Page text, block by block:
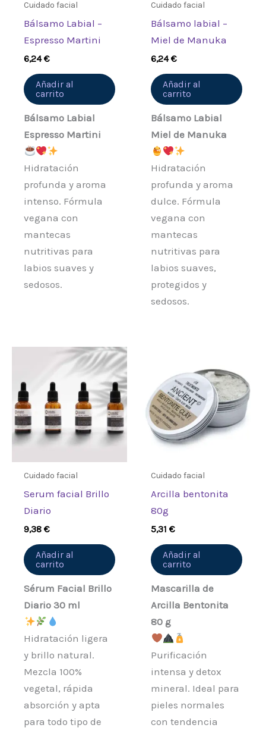
Cuidado facial
Bálsamo Labial –
Espresso Martini
6,24€
Añadir al
carrito
Bálsamo Labial
Espresso Martini
Hidratación
profunda y aroma
intenso. Fórmula
vegana con
mantecas
nutritivas para
labios suaves y
sedosos.
Cuidado facial
Bálsamo labial –
Miel de Manuka
6,24€
Añadir al
carrito
Bálsamo Labial
Miel de Manuka
Hidratación
profunda y aroma
dulce. Fórmula
vegana con
mantecas
nutritivas para
labios suaves,
protegidos y
sedosos.
Cuidado facial
Serum facial Brillo
Diario
9,38€
Añadir al
carrito
Sérum Facial Brillo
Diario 30 ml
Hidratación ligera
y brillo natural.
Mezcla 100%
vegetal, rápida
absorción y apta
para todo tipo de
Cuidado facial
Arcilla bentonita
80g
5,31€
Añadir al
carrito
Mascarilla de
Arcilla Bentonita
80 g
Purificación
intensa y detox
mineral. Ideal para
pieles normales
con tendencia